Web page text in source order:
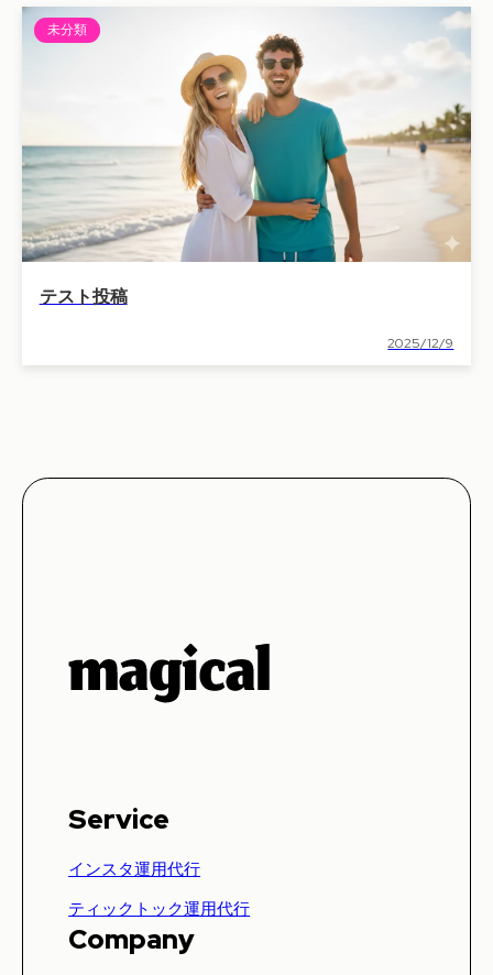
未分類
テスト投稿
2025/12/9
Service
インスタ運用代行
ティックトック運用代行
Company